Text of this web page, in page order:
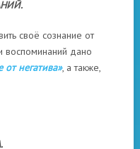
своё сознание от
воспоминаний дано
негатива», а также,